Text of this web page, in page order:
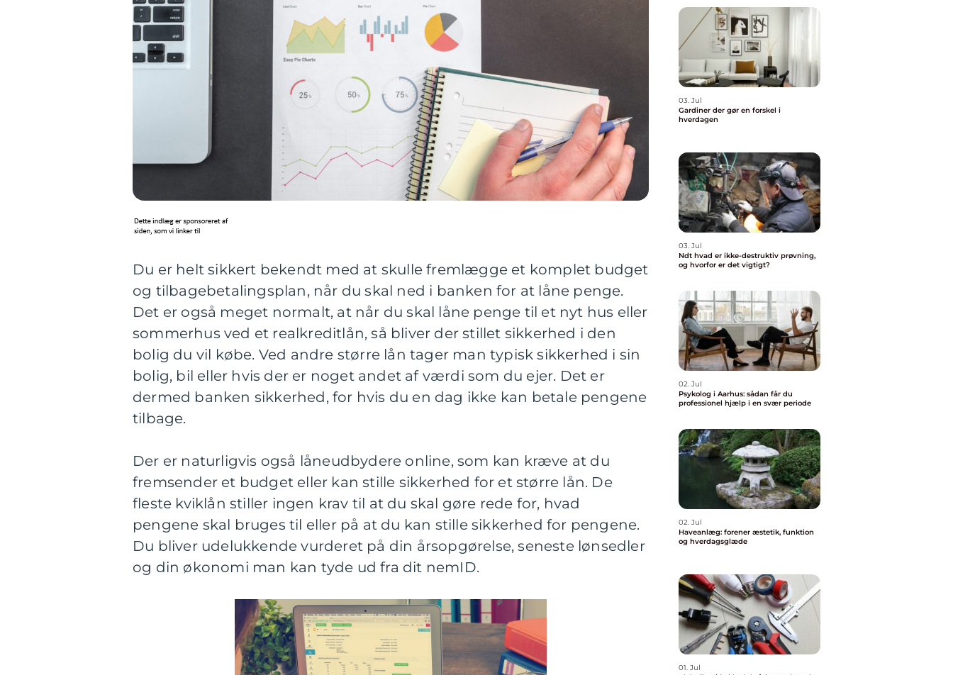
Du er helt sikkert bekendt med at skulle fremlægge et komplet budget
og tilbagebetalingsplan, når du skal ned i banken for at låne penge.
Det er også meget normalt, at når du skal låne penge til et nyt hus eller
sommerhus ved et realkreditlån, så bliver der stillet sikkerhed i den
bolig du vil købe. Ved andre større lån tager man typisk sikkerhed i sin
bolig, bil eller hvis der er noget andet af værdi som du ejer. Det er
dermed banken sikkerhed, for hvis du en dag ikke kan betale pengene
tilbage.
Der er naturligvis også låneudbydere online, som kan kræve at du
fremsender et budget eller kan stille sikkerhed for et større lån. De
fleste kviklån stiller ingen krav til at du skal gøre rede for, hvad
pengene skal bruges til eller på at du kan stille sikkerhed for pengene.
Du bliver udelukkende vurderet på din årsopgørelse, seneste lønsedler
og din økonomi man kan tyde ud fra dit nemID.
03. Jul
Gardiner der gør en forskel i
hverdagen
03. Jul
Ndt hvad er ikke-destruktiv prøvning,
og hvorfor er det vigtigt?
02. Jul
Psykolog i Aarhus: sådan får du
professionel hjælp i en svær periode
02. Jul
Haveanlæg: forener æstetik, funktion
og hverdagsglæde
01. Jul